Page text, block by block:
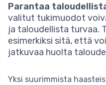
Parantaa
valitut tukimuodot
ja taloudellista turvaa.
esimerkiksi sitä, että
jatkuvaa huolta
Yksi suurimmista